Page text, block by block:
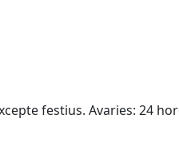
festius. Avaries: 24